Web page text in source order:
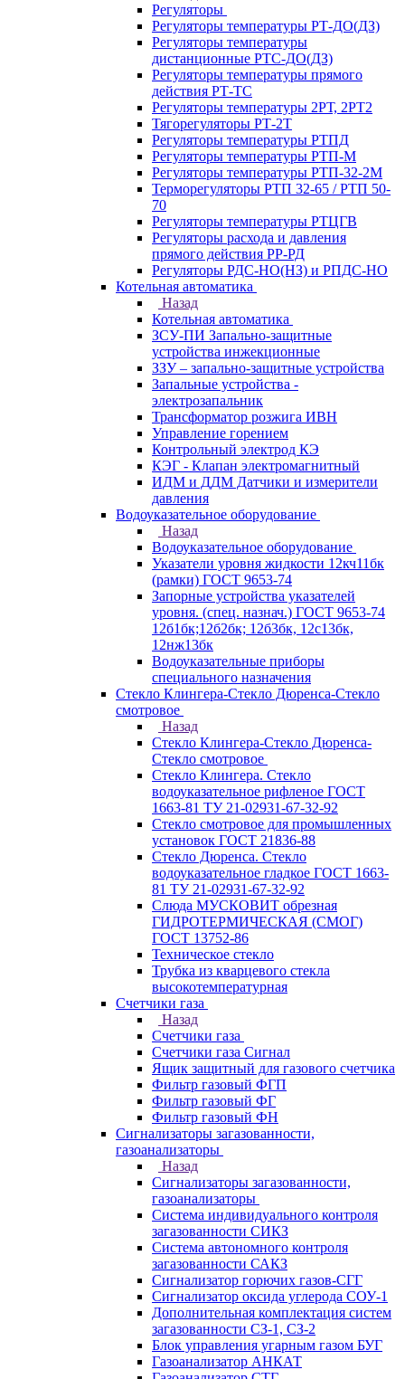
Регуляторы
Регуляторы температуры РТ-ДО(ДЗ)
Регуляторы температуры
дистанционные РТС-ДО(ДЗ)
Регуляторы температуры прямого
действия РТ-ТС
Регуляторы температуры 2РТ, 2РT2
Тягорегуляторы РТ-2Т
Регуляторы температуры РТПД
Регуляторы температуры РТП-M
Регуляторы температуры РТП-32-2М
Терморегуляторы РТП 32-65 / РТП 50-
70
Регуляторы температуры РТЦГВ
Регуляторы расхода и давления
прямого действия РР-РД
Регуляторы РДС-НО(НЗ) и РПДС-НО
Котельная автоматика
Назад
Котельная автоматика
ЗСУ-ПИ Запально-защитные
устройства инжекционные
ЗЗУ – запально-защитные устройства
Запальные устройства -
электрозапальник
Трансформатор розжига ИВН
Управление горением
Контрольный электрод КЭ
КЭГ - Клапан электромагнитный
ИДМ и ДДМ Датчики и измерители
давления
Водоуказательное оборудование
Назад
Водоуказательное оборудование
Указатели уровня жидкости 12кч11бк
(рамки) ГОСТ 9653-74
Запорные устройства указателей
уровня. (спец. назнач.) ГОСТ 9653-74
12б1бк;12б2бк; 12б3бк, 12с13бк,
12нж13бк
Водоуказательные приборы
специального назначения
Стекло Клингера-Стекло Дюренса-Стекло
смотровое
Назад
Стекло Клингера-Стекло Дюренса-
Стекло смотровое
Стекло Клингера. Стекло
водоуказательное рифленое ГОСТ
1663-81 ТУ 21-02931-67-32-92
Стекло смотровое для промышленных
установок ГОСТ 21836-88
Стекло Дюренса. Стекло
водоуказательное гладкое ГОСТ 1663-
81 ТУ 21-02931-67-32-92
Слюда МУСКОВИТ обрезная
ГИДРОТЕРМИЧЕСКАЯ (СМОГ)
ГОСТ 13752-86
Техническое стекло
Трубка из кварцевого стекла
высокотемпературная
Счетчики газа
Назад
Счетчики газа
Счетчики газа Сигнал
Ящик защитный для газового счетчика
Фильтр газовый ФГП
Фильтр газовый ФГ
Фильтр газовый ФН
Сигнализаторы загазованности,
газоанализаторы
Назад
Сигнализаторы загазованности,
газоанализаторы
Система индивидуального контроля
загазованности СИКЗ
Система автономного контроля
загазованности САКЗ
Сигнализатор горючих газов-СГГ
Сигнализатор оксида углерода СОУ-1
Дополнительная комплектация систем
загазованности СЗ-1, СЗ-2
Блок управления угарным газом БУГ
Газоанализатор АНКАТ